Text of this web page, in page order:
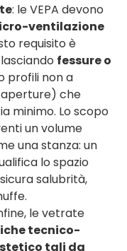
: le VEPA devono
ventilazione
requisito è
fessure o
profili non a
che
minimo. Lo scopo
un volume
una stanza: un
lo spazio
salubrità,
le vetrate
tecnico-
tali da